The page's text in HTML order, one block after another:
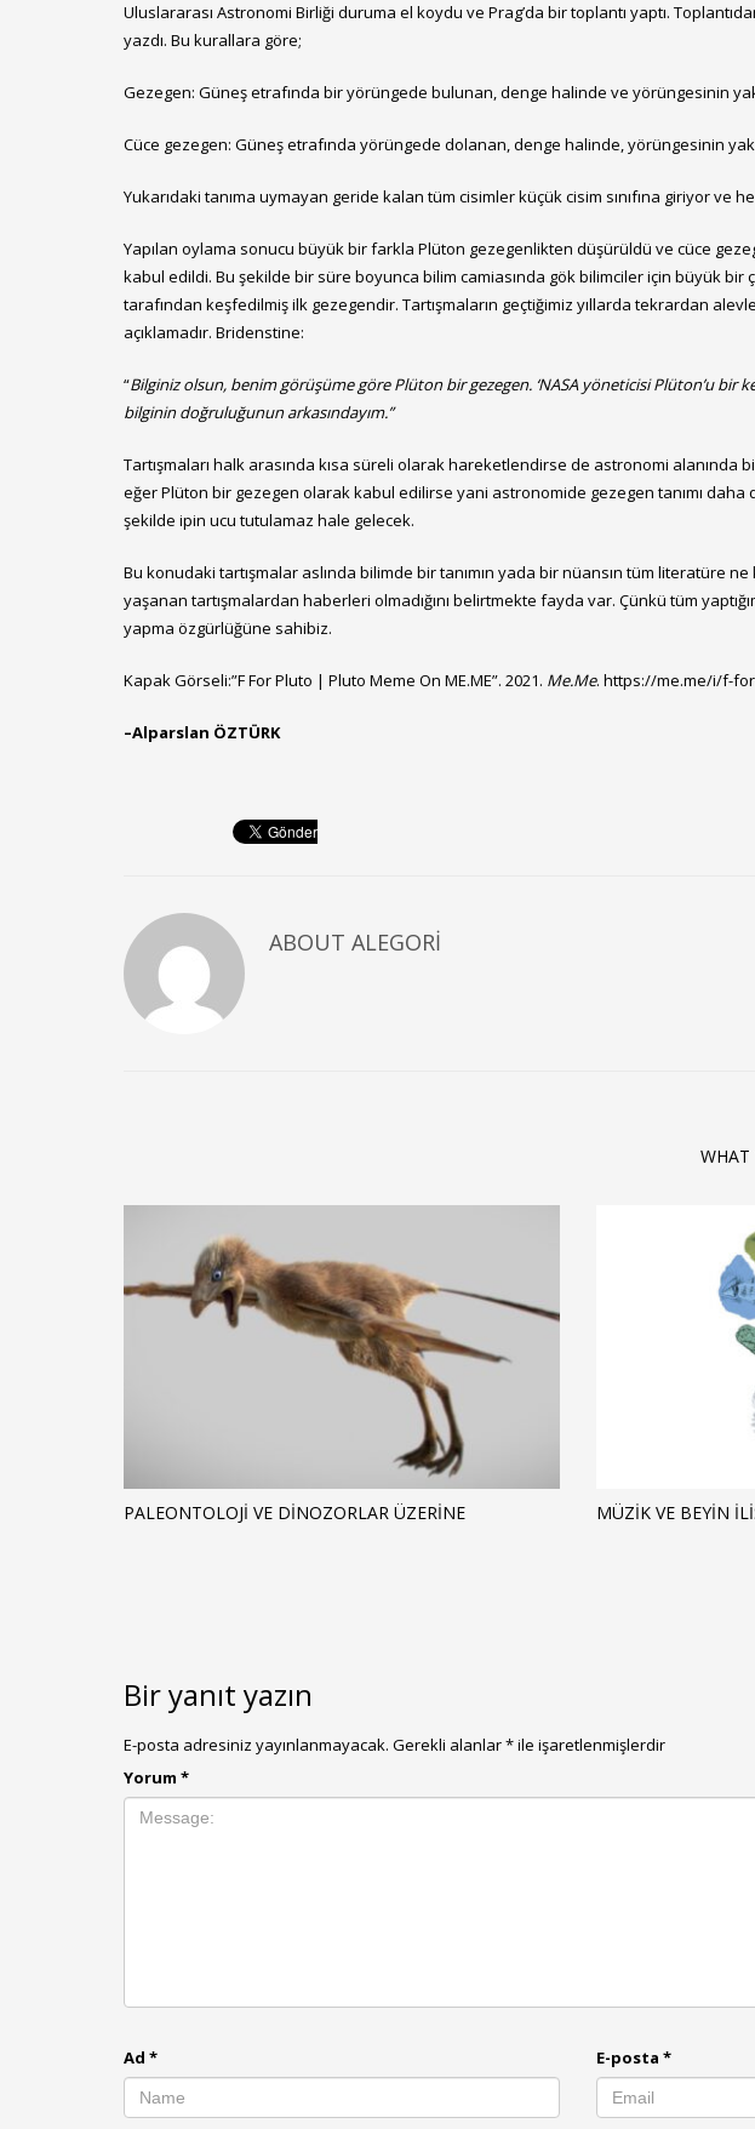
Uluslararası Astronomi Birliği duruma el koydu ve Prag’da bir toplantı yaptı.
yazdı. Bu kurallara göre;
Gezegen: Güneş etrafında bir yörüngede bulunan, denge halinde ve yörüngesinin
Cüce gezegen: Güneş etrafında yörüngede dolanan, denge halinde, yörüngesinin
Yukarıdaki tanıma uymayan geride kalan tüm cisimler küçük cisim sınıfına giriyor ve
Yapılan oylama sonucu büyük bir farkla Plüton gezegenlikten düşürüldü ve cüce
kabul edildi. Bu şekilde bir süre boyunca bilim camiasında gök bilimciler için büyük
tarafından keşfedilmiş ilk gezegendir. Tartışmaların geçtiğimiz yıllarda tekrardan
açıklamadır. Bridenstine:
“Bilginiz olsun, benim görüşüme göre Plüton bir gezegen. ‘NASA yöneticisi Plüton’u bir
bilginin doğruluğunun arkasındayım.”
Tartışmaları halk arasında kısa süreli olarak hareketlendirse de astronomi
eğer Plüton bir gezegen olarak kabul edilirse yani astronomide gezegen tanımı daha
şekilde ipin ucu tutulamaz hale gelecek.
Bu konudaki tartışmalar aslında bilimde bir tanımın yada bir nüansın tüm literatüre
yaşanan tartışmalardan haberleri olmadığını belirtmekte fayda var. Çünkü tüm
yapma özgürlüğüne sahibiz.
Kapak Görseli:”F For Pluto | Pluto Meme On ME.ME”. 2021. Me.Me. https://me.me/i/f-
–Alparslan ÖZTÜRK
ABOUT ALEGORI
WHAT
PALEONTOLOJI VE DINOZORLAR ÜZERINE MÜZIK VE BEYIN
Bir yanıt yazın
E-posta adresiniz yayınlanmayacak. Gerekli alanlar*ile işaretlenmişlerdir
Yorum *
Ad * E-posta *